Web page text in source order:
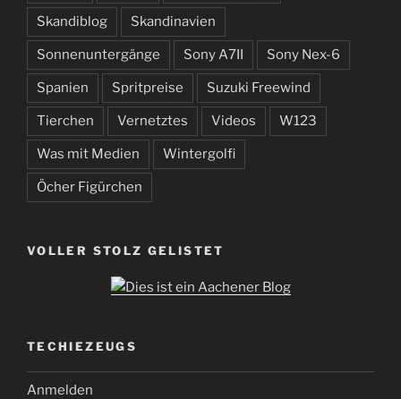
Skandiblog Skandinavien
Sonnenuntergänge Sony A7II Sony Nex-6
Spanien Spritpreise Suzuki Freewind
Tierchen Vernetztes Videos W123
Was mit Medien Wintergolfi
Öcher Figürchen
VOLLER STOLZ GELISTET
TECHIEZEUGS
Anmelden